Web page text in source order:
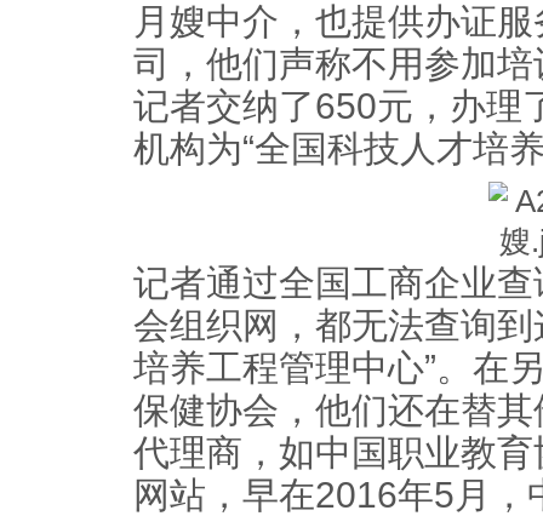
月嫂中介，也提供办证
司，他们声称不用参加
记者交纳了650元，办理
机构为“全国科技人才培
记者通过全国工商企业
会组织网，都无法查询
培养工程管理中心”。在
保健协会，他们还在替
代理商，如中国职业教
网站，早在2016年5月